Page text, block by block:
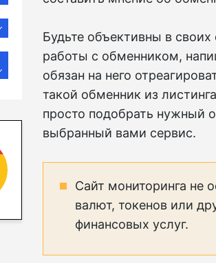
Будьте объективны в
работы с обменником,
обязан на него
такой обменник из
просто подобрать нужный
выбранный вами сервис.
Сайт мониторинга не
валют, токенов или
финансовых услуг.